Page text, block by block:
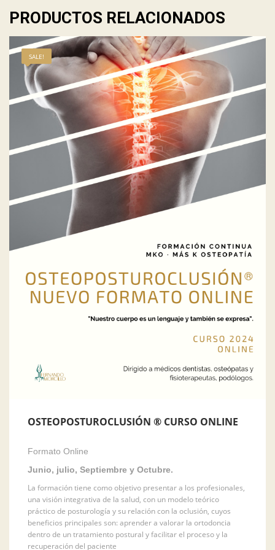
PRODUCTOS RELACIONADOS
SALE!
OSTEOPOSTUROCLUSIÓN ® CURSO ONLINE
Formato Online
Junio, julio, Septiembre y Octubre.
La formación tiene como objetivo presentar a los profesionales,
una visión integrativa de la salud, con un modelo teórico
práctico de posturología y su relación con la oclusión, cuyos
beneficios principales son: aprender a valorar la ortodoncia
dentro de un tratamiento postural y facilitar el proceso y la
recuperación del paciente